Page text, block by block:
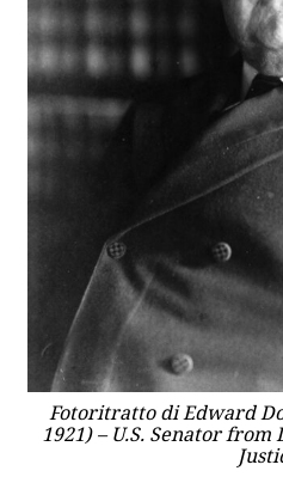
Fotoritratto di Edward
1921) – U.S. Senator from